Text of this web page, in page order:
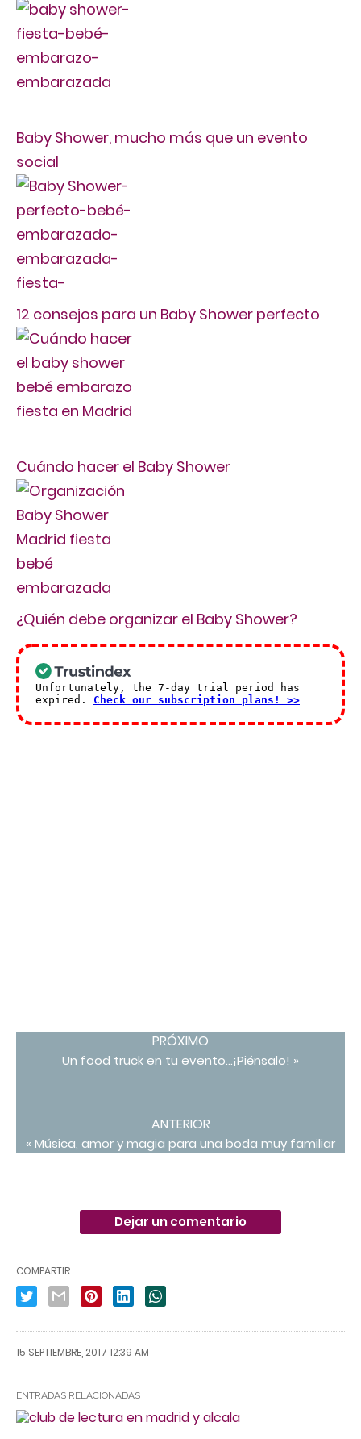
Baby Shower, mucho más que un evento
social
12 consejos para un Baby Shower perfecto
Cuándo hacer el Baby Shower
¿Quién debe organizar el Baby Shower?
PRÓXIMO
Un food truck en tu evento…¡Piénsalo! »
ANTERIOR
« Música, amor y magia para una boda muy familiar
Dejar un comentario
COMPARTIR
15 SEPTIEMBRE, 2017 12:39 AM
ENTRADAS RELACIONADAS